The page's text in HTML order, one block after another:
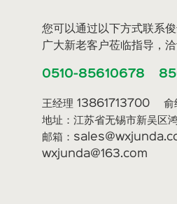
您可以通过以下方式联系
广大新老客户莅临指导，洽
0510-85610678
王经理 13861713700 俞
地址：江苏省无锡市新吴区
邮箱：
wxjunda@163.com